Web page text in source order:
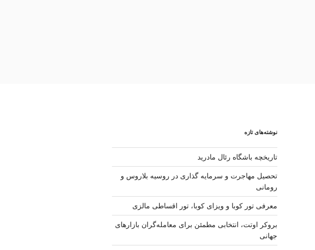
نوشته‌های تازه
تاریخچه باشگاه رئال مادرید
تحصیل مهاجرت و سرمایه گذاری در روسیه بلاروس و
رومانی
معرفی تور کوبا و ویزای کوبا، تور اقساطی مالزی
بروکر اوتت، انتخابی مطمئن برای معامله‌گران بازارهای
جهانی